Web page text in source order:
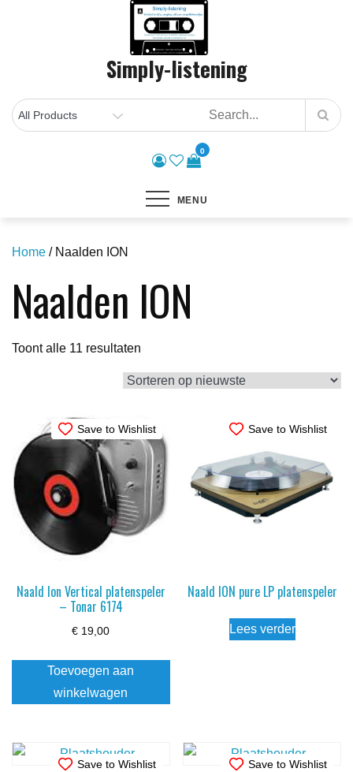
Simply-listening
0
MENU
Home / Naalden ION
Naalden ION
Toont alle 11 resultaten
op
nieuwste
Save to Wishlist
Naald Ion Vertical platenspeler
– Tonar 6174
€ 19,00
Toevoegen aan
winkelwagen
Save to Wishlist
Naald ION pure LP platenspeler
Lees verder
Save to Wishlist Save to Wishlist